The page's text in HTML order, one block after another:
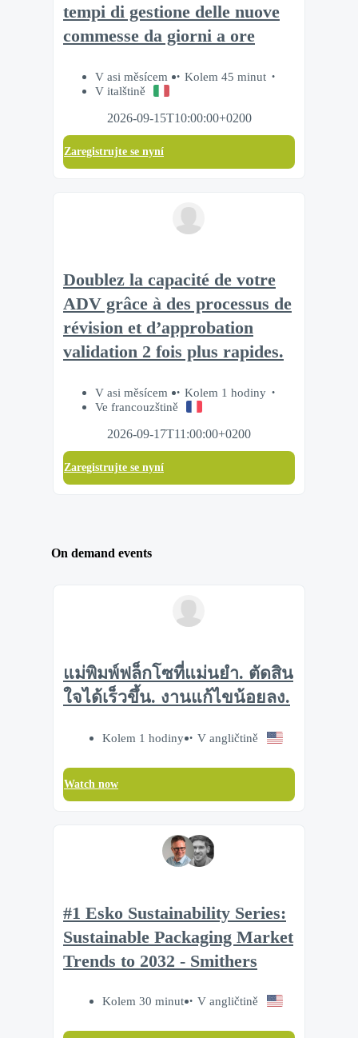
tempi di gestione delle nuove
commesse da giorni a ore
V asi měsícem
Kolem 45 minut
V italštině
2026-09-15T10:00:00+0200
Zaregistrujte se nyní
Doublez la capacité de votre
ADV grâce à des processus de
révision et d’approbation
validation 2 fois plus rapides.
V asi měsícem
Kolem 1 hodiny
Ve francouzštině
2026-09-17T11:00:00+0200
Zaregistrujte se nyní
On demand events
แม่พิมพ์ฟล็กโซที่แม่นยำ. ตัดสิน
ใจได้เร็วขึ้น. งานแก้ไขน้อยลง.
Kolem 1 hodiny V angličtině
Watch now
#1 Esko Sustainability Series:
Sustainable Packaging Market
Trends to 2032 - Smithers
Kolem 30 minut V angličtině